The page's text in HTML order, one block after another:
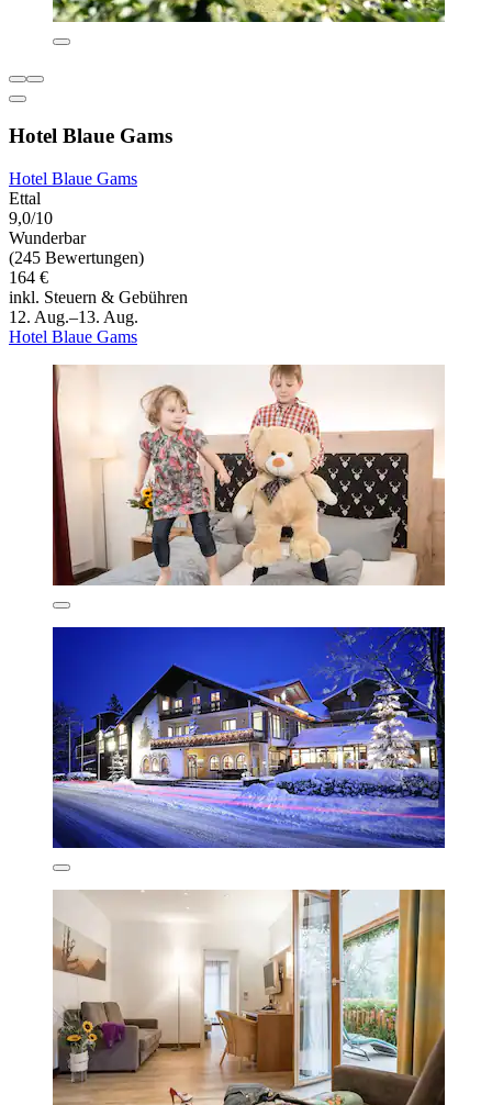
Hotel Blaue Gams
Hotel Blaue Gams
Ettal
9,0/10
Wunderbar
(245 Bewertungen)
164 €
inkl. Steuern & Gebühren
12. Aug.–13. Aug.
Hotel Blaue Gams